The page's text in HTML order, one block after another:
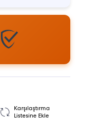
Karşılaştırma
Listesine Ekle